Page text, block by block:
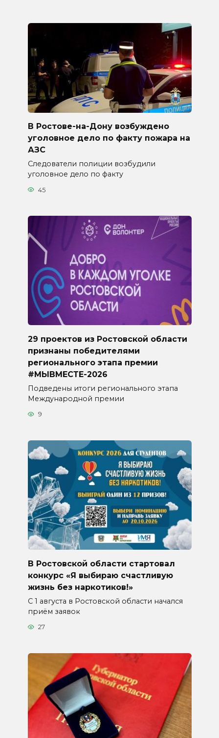
В Ростове-на-Дону возбуждено
уголовное дело по факту пожара на
АЗС
Следователи полиции возбудили
уголовное дело по факту
45
29 проектов из Ростовской области
признаны победителями
регионального этапа премии
#МЫВМЕСТЕ-2026
Подведены итоги регионального этапа
Международной премии
9
В Ростовской области стартовал
конкурс «Я выбираю счастливую
жизнь без наркотиков!»
С 1 августа в Ростовской области начался
приём заявок
27